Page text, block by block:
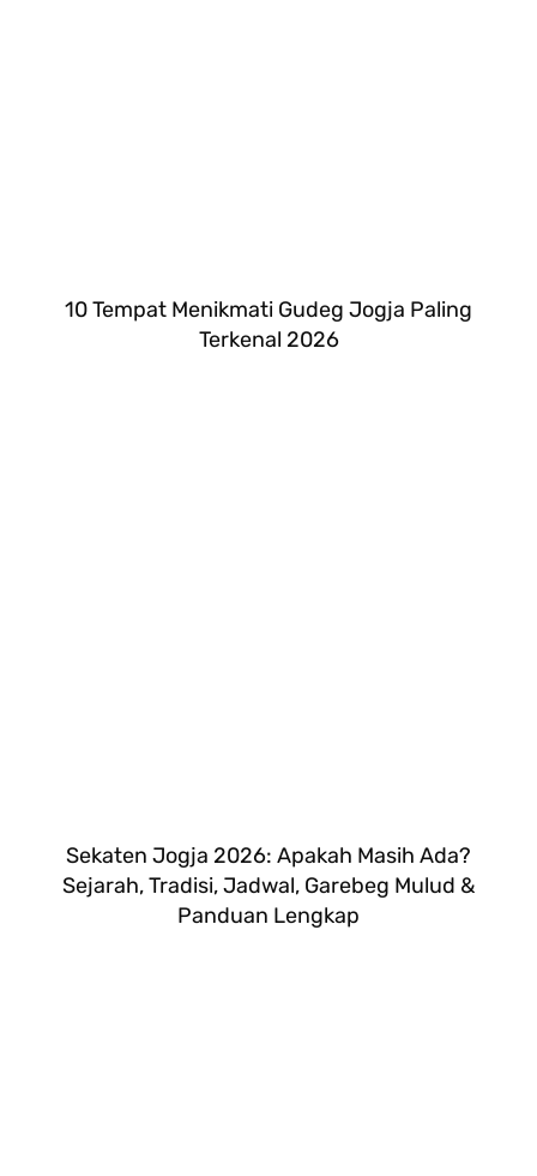
10 Tempat Menikmati Gudeg Jogja Paling
Terkenal 2026
Sekaten Jogja 2026: Apakah Masih Ada?
Sejarah, Tradisi, Jadwal, Garebeg Mulud &
Panduan Lengkap